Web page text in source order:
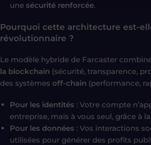
une sécurité renforcée.
Pourquoi cette architecture est-
révolutionnaire ?
Le modèle hybride de Farcaster
la blockchain (sécurité, transparence,
des systèmes off-chain (performance,
Pour les identités : Votre compte
entreprise, mais à vous seul, grâce à
Pour les données : Vos interactions
utilisées pour générer des profits